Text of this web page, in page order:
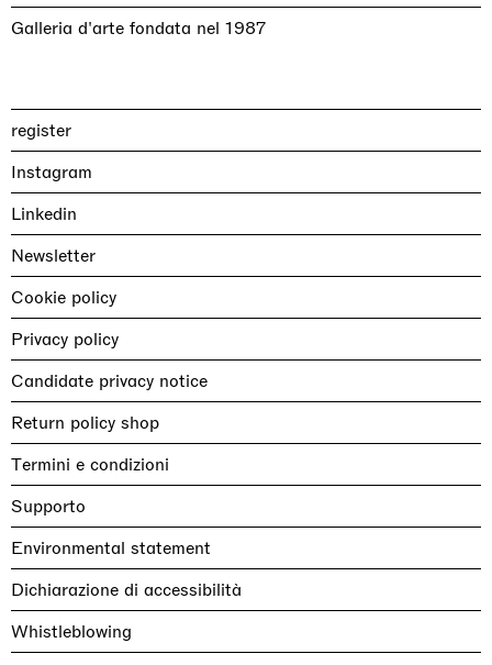
Galleria d'arte fondata nel 1987
register
Instagram
Linkedin
Newsletter
Cookie policy
Privacy policy
Candidate privacy notice
Return policy shop
Termini e condizioni
Supporto
Environmental statement
Dichiarazione di accessibilità
Whistleblowing